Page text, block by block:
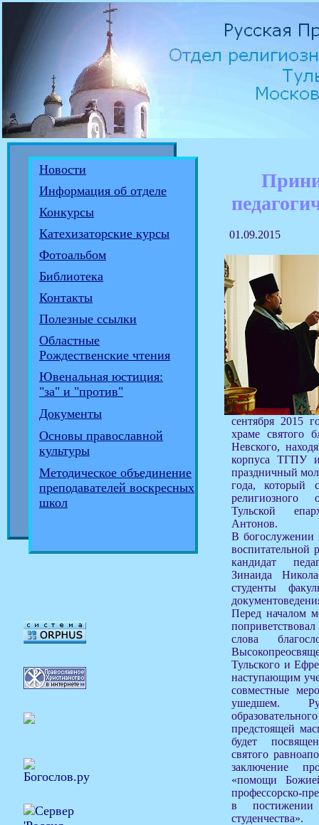
Новости
Информация об отделе
Конкурсы
Катехизаторские курсы
Фотоальбом
Библиотека
Контакты
Полезные ссылки
Областные
Рождественские чтения
Ювенальная юстиция:
"за" и "против"
Документы
Основы православной
культуры
Методическое объединение
преподавателей воскресных
школ
01.09.2015
сентября 2015
храме святого
Невского,
корпуса ТГПУ
праздничный
года, который
религиозного
Тульской
Антонов.
В богослужении
воспитательной
кандидат
Зинаида
студенты
Перед началом
слова
Тульского и
наступающим
совместные
ушедшем.
предстоящей
будет
святого
заключение
«помощи
профессорско-
в
студенчества».